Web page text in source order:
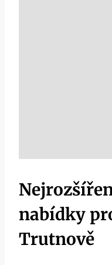
nabídky
Trutnově